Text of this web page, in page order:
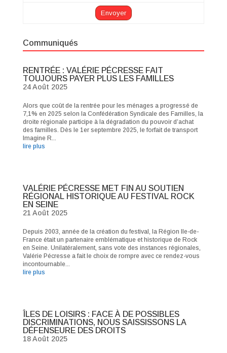
Communiqués
RENTRÉE : VALÉRIE PÉCRESSE FAIT
TOUJOURS PAYER PLUS LES FAMILLES
24 Août 2025
Alors que coût de la rentrée pour les ménages a progressé de
7,1% en 2025 selon la Confédération Syndicale des Familles, la
droite régionale participe à la dégradation du pouvoir d’achat
des familles. Dès le 1er septembre 2025, le forfait de transport
Imagine R...
lire plus
VALÉRIE PÉCRESSE MET FIN AU SOUTIEN
RÉGIONAL HISTORIQUE AU FESTIVAL ROCK
EN SEINE
21 Août 2025
Depuis 2003, année de la création du festival, la Région Ile-de-
France était un partenaire emblématique et historique de Rock
en Seine. Unilatéralement, sans vote des instances régionales,
Valérie Pécresse a fait le choix de rompre avec ce rendez-vous
incontournable...
lire plus
ÎLES DE LOISIRS : FACE À DE POSSIBLES
DISCRIMINATIONS, NOUS SAISSISSONS LA
DÉFENSEURE DES DROITS
18 Août 2025